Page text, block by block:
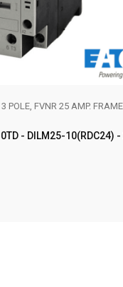
POLE, FVNR 25 AMP.
- DILM25-10(RDC24)